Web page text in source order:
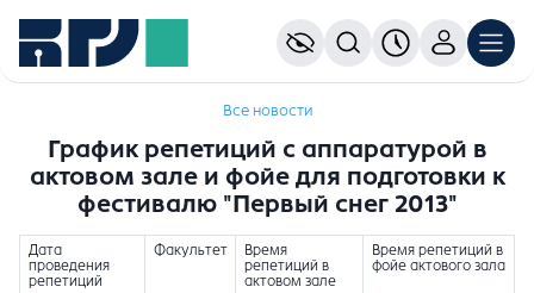
Все новости
График репетиций с аппаратурой в
актовом зале и фойе для подготовки к
фестивалю "Первый снег 2013"
Дата
проведения
репетиций
Факультет
Время
репетиций в
актовом зале
Время репетиций в
фойе актового зала